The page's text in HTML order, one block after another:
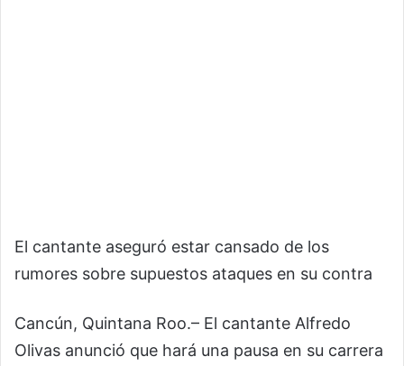
El cantante aseguró estar cansado de los
rumores sobre supuestos ataques en su contra
Cancún, Quintana Roo.– El cantante Alfredo
Olivas anunció que hará una pausa en su carrera